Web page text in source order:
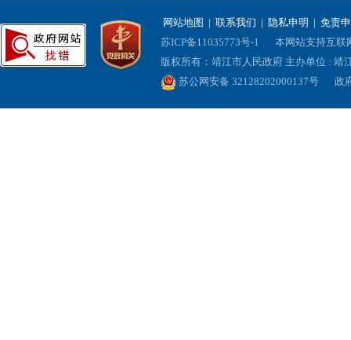
网站地图 | 联系我们 | 隐私申明 | 免责
苏ICP备11035773号-1
本网站支持互联
版权所有：靖江市人民政府 主办单位 : 靖
苏公网安备 32128202000137号
政